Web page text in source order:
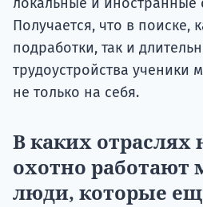
Получается, что в поиске,
подработки, так и
трудоустройства ученики
не только на себя.
В каких отраслях
охотно работают
люди, которые